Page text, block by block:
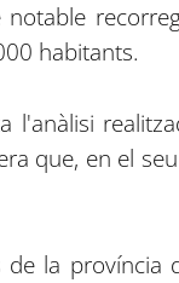
habitants.
l'anàlisi
que, en el
la